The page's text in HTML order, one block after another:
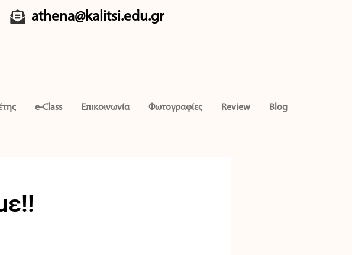
athena@kalitsi.edu.gr
e-Class Επικοινωνία Φωτογραφίες Review Blog